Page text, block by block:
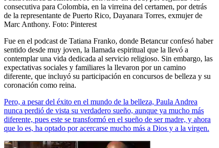
consecutiva para Colombia, en la virreina del certamen, por detrás
de la representante de Puerto Rico, Dayanara Torres, exmujer de
Marc Anthony. Foto: Pinterest
Fue en el podcast de Tatiana Franko, donde Betancur confesó haber
sentido desde muy joven, la llamada espiritual que la llevó a
contemplar una vida dedicada al servicio religioso. Sin embargo, las
expectativas sociales y familiares la llevaron por un camino
diferente, que incluyó su participación en concursos de belleza y su
coronación como reina.
Pero, a pesar del éxito en el mundo de la belleza, Paula Andrea
nunca perdió de vista su verdadero sueño, aunque ya mucho más
diferente, pues este se transformó en el sueño de ser madre, y ahora
que lo es, ha optado por acercarse mucho más a Dios y a la virgen.